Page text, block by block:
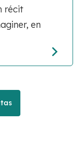
récit
en